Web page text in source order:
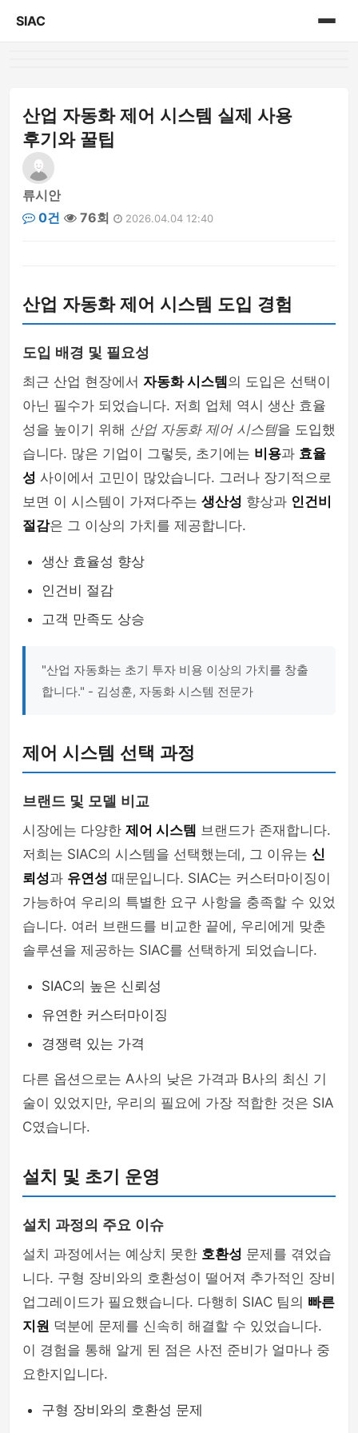
SIAC
산업 자동화 제어 시스템 실제 사용
후기와 꿀팁
류시안
0건
76회 2026.04.04 12:40
산업 자동화 제어 시스템 도입 경험
도입 배경 및 필요성
최근 산업 현장에서 자동화 시스템 의 도입은 선택이
아닌 필수가 되었습니다. 저희 업체 역시 생산 효율
성을 높이기 위해 산업 자동화 제어 시스템을 도입했
습니다. 많은 기업이 그렇듯, 초기에는 비용과 효율
성 사이에서 고민이 많았습니다. 그러나 장기적으로
보면 이 시스템이 가져다주는 생산성 향상과 인건비
절감은 그 이상의 가치를 제공합니다.
생산 효율성 향상
인건비 절감
고객 만족도 상승
"산업 자동화는 초기 투자 비용 이상의 가치를 창출
합니다." - 김성훈, 자동화 시스템 전문가
제어 시스템 선택 과정
브랜드 및 모델 비교
시장에는 다양한 제어 시스템 브랜드가 존재합니다.
저희는 SIAC의 시스템을 선택했는데, 그 이유는 신
뢰성과 유연성 때문입니다. SIAC는 커스터마이징이
가능하여 우리의 특별한 요구 사항을 충족할 수 있었
습니다. 여러 브랜드를 비교한 끝에, 우리에게 맞춘
솔루션을 제공하는 SIAC를 선택하게 되었습니다.
SIAC의 높은 신뢰성
유연한 커스터마이징
경쟁력 있는 가격
다른 옵션으로는 A사의 낮은 가격과 B사의 최신 기
술이 있었지만, 우리의 필요에 가장 적합한 것은 SIA
C였습니다.
설치 및 초기 운영
설치 과정의 주요 이슈
설치 과정에서는 예상치 못한 호환성 문제를 겪었습
니다. 구형 장비와의 호환성이 떨어져 추가적인 장비
업그레이드가 필요했습니다. 다행히 SIAC 팀의 빠른
지원 덕분에 문제를 신속히 해결할 수 있었습니다.
이 경험을 통해 알게 된 점은 사전 준비가 얼마나 중
요한지입니다.
구형 장비와의 호환성 문제